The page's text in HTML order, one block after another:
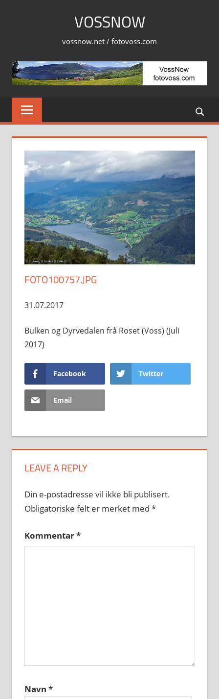
VOSSNOW
vossnow.net / fotovoss.com
FOTO100757.JPG
31.07.2017
Bulken og Dyrvedalen frå Roset (Voss) (Juli
2017)
Facebook Twitter
Email
LEAVE A REPLY
Din e-postadresse vil ikke bli publisert.
Obligatoriske felt er merket med *
Kommentar*
Navn *